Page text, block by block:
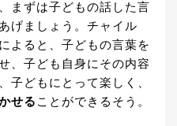
まずは子どもの話した言
げましょう。チャイル
よると、子どもの言葉を
、子ども自身にその内容
子どもにとって楽しく、
せる ことができるそう。